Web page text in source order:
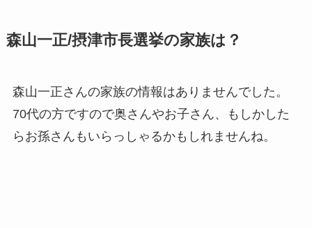
森山一正/摂津市長選挙の家族は？
森山一正さんの家族の情報はありませんでした 。
70代の方ですので奥さんやお子さん、もしかした
らお孫さんもいらっしゃるかもしれませんね。